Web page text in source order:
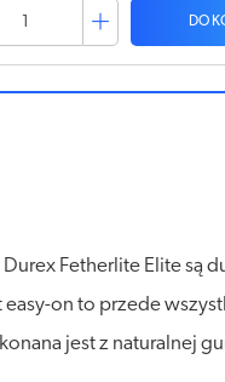
DO
Fetherlite Elite są
on to przede
jest z naturalnej